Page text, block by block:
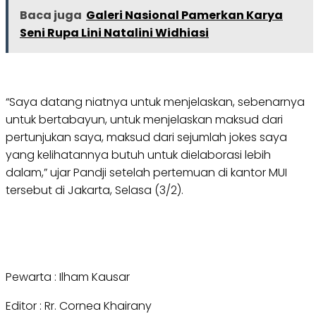
Baca juga Galeri Nasional Pamerkan Karya
Seni Rupa Lini Natalini Widhiasi
“Saya datang niatnya untuk menjelaskan, sebenarnya
untuk bertabayun, untuk menjelaskan maksud dari
pertunjukan saya, maksud dari sejumlah jokes saya
yang kelihatannya butuh untuk dielaborasi lebih
dalam,” ujar Pandji setelah pertemuan di kantor MUI
tersebut di Jakarta, Selasa (3/2).
Pewarta : Ilham Kausar
Editor : Rr. Cornea Khairany